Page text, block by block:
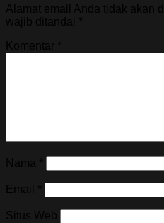
Alamat email Anda tidak akan
wajib ditandai
Komentar
Nama
Email
Situs Web